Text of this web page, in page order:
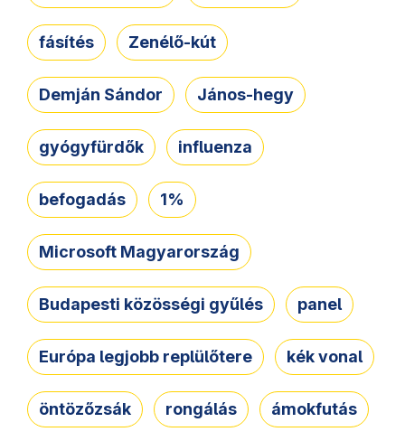
fásítés Zenélő-kút
Demján Sándor János-hegy
gyógyfürdők influenza
befogadás 1%
Microsoft Magyarország
Budapesti közösségi gyűlés panel
Európa legjobb replülőtere kék vonal
öntözőzsák rongálás ámokfutás